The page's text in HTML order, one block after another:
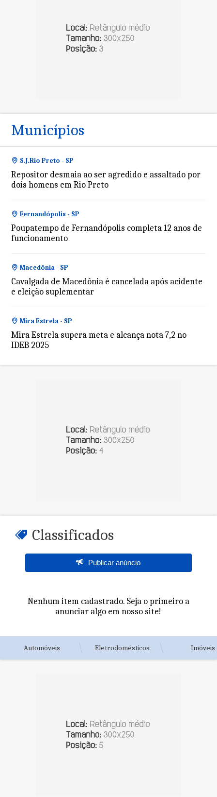
Municípios
S.J.Rio Preto - SP
Repositor desmaia ao ser agredido e assaltado por
dois homens em Rio Preto
Fernandópolis - SP
Poupatempo de Fernandópolis completa 12 anos de
funcionamento
Macedônia - SP
Cavalgada de Macedônia é cancelada após acidente
e eleição suplementar
Mira Estrela - SP
Mira Estrela supera meta e alcança nota 7,2 no
IDEB 2025
Classificados
Publicar anúncio
Nenhum item cadastrado. Seja o primeiro a
anunciar algo em nosso site!
Automóveis Eletrodomésticos Imóveis